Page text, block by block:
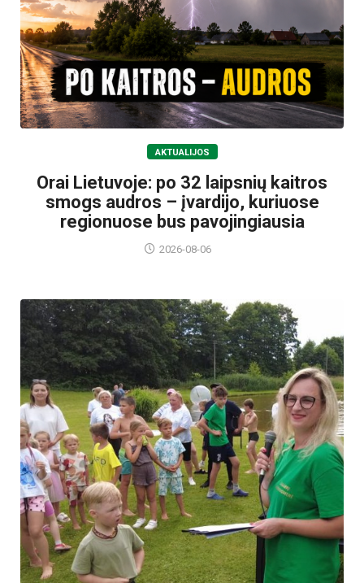
AKTUALIJOS
Orai Lietuvoje: po 32 laipsnių kaitros
smogs audros – įvardijo, kuriuose
regionuose bus pavojingiausia
2026-08-06